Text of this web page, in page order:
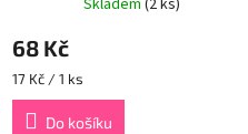
68 Kč
Měrná
cena:
17 Kč / 1 ks
Do košíku